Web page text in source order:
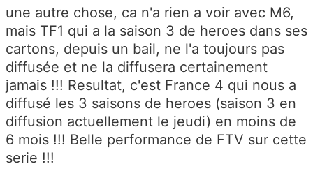
une autre chose, ca n'a rien a voir avec M6,
mais TF1 qui a la saison 3 de heroes dans ses
cartons, depuis un bail, ne l'a toujours pas
diffusée et ne la diffusera certainement
jamais !!! Resultat, c'est France 4 qui nous a
diffusé les 3 saisons de heroes (saison 3 en
diffusion actuellement le jeudi) en moins de
6 mois !!! Belle performance de FTV sur cette
serie !!!